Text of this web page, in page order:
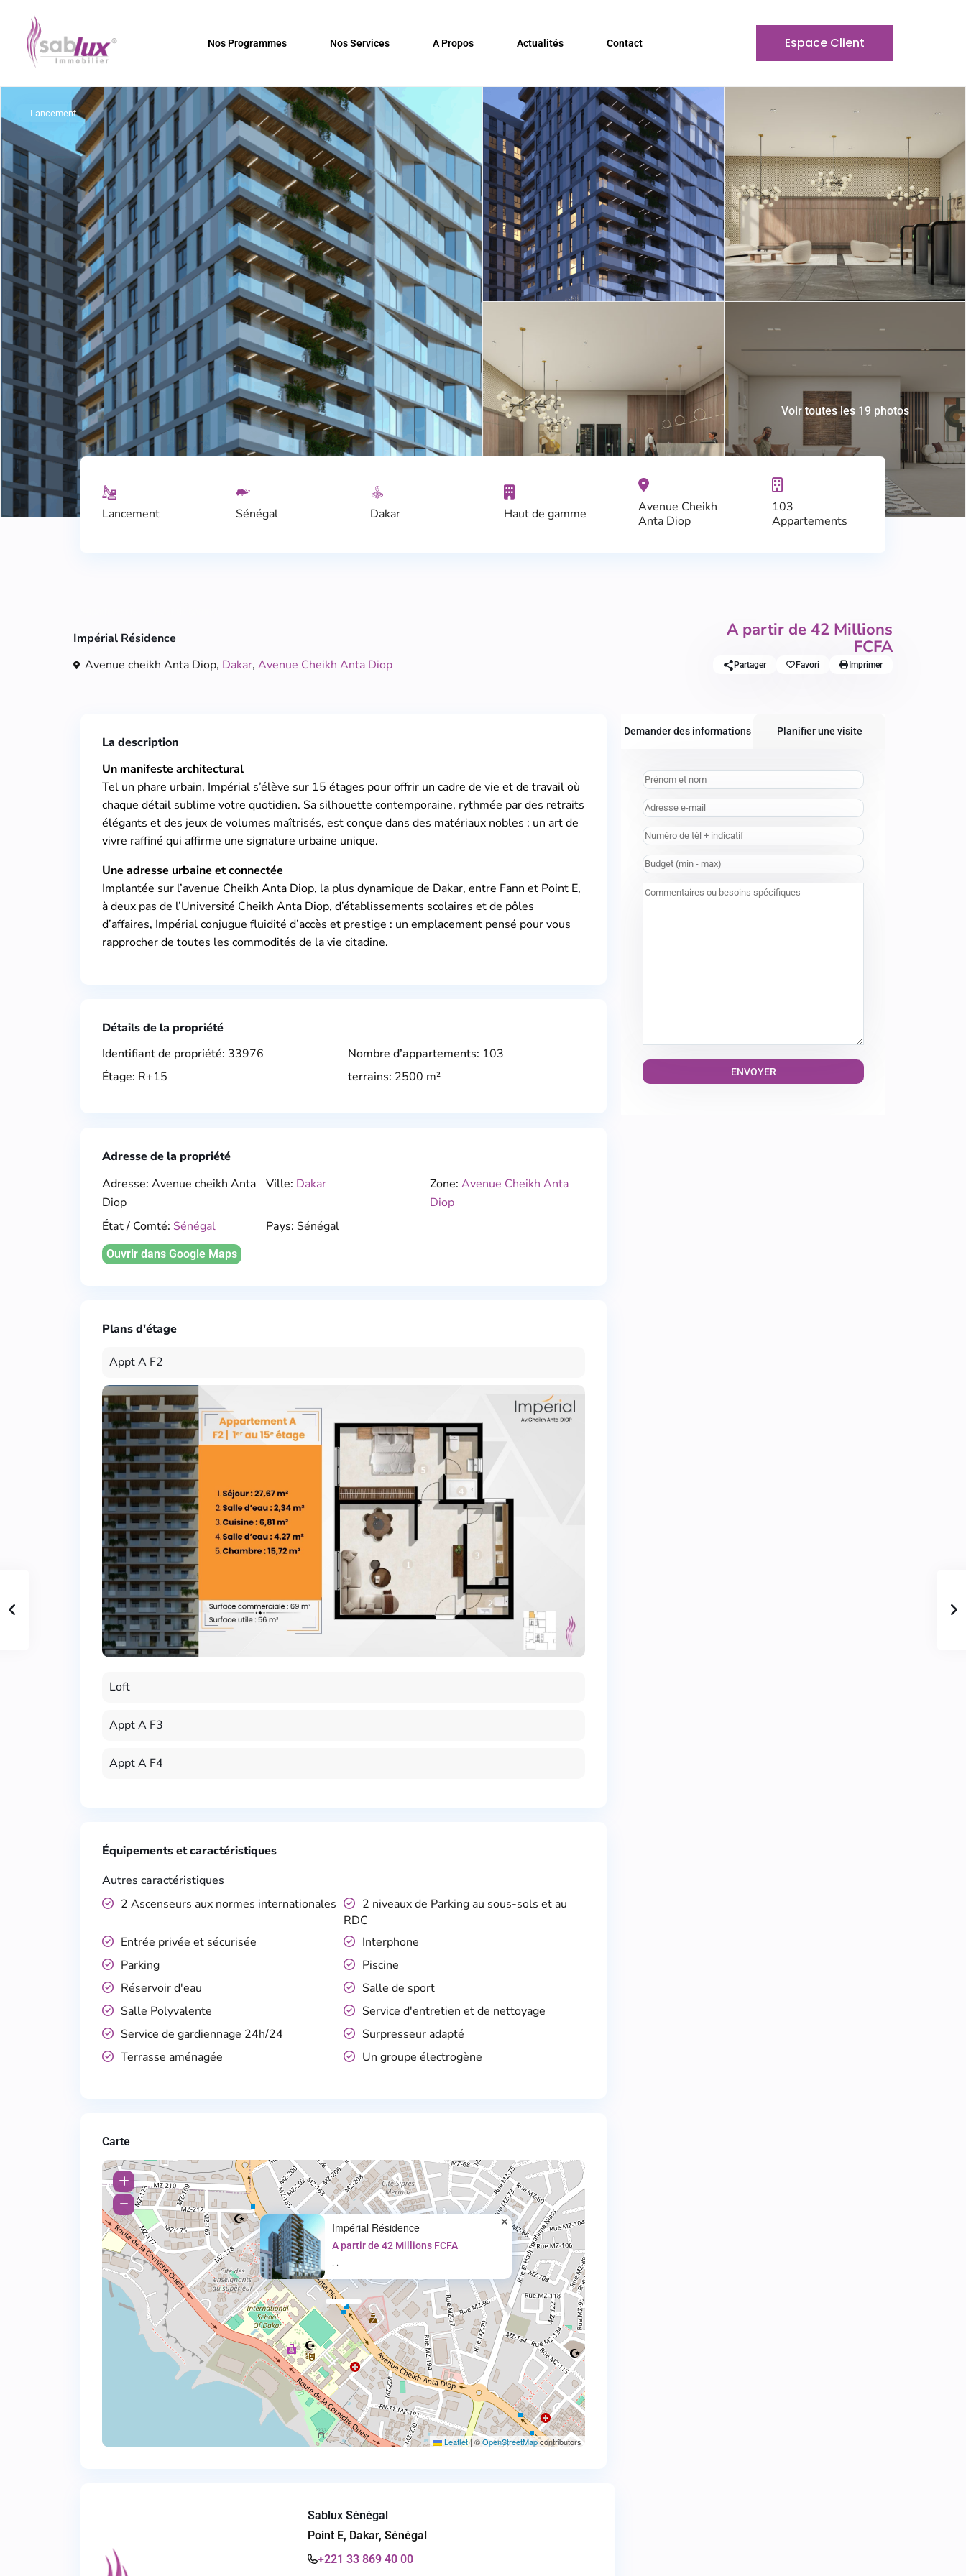
Nos Programmes Nos Services A Propos Actualités Contact Espace Client
Lancement
Voir toutes les 19 photos
Lancement Sénégal Dakar Haut de gamme
Avenue Cheikh
Anta Diop
103
Appartements
Impérial Résidence
A partir de 42 Millions
FCFA
Avenue cheikh Anta Diop, Dakar, Avenue Cheikh Anta Diop Partager Favori Imprimer
La description
Un manifeste architectural
Tel un phare urbain, Impérial s’élève sur 15 étages pour offrir un cadre de vie et de travail où
chaque détail sublime votre quotidien. Sa silhouette contemporaine, rythmée par des retraits
élégants et des jeux de volumes maîtrisés, est conçue dans des matériaux nobles : un art de
vivre raffiné qui affirme une signature urbaine unique.
Une adresse urbaine et connectée
Implantée sur l’avenue Cheikh Anta Diop, la plus dynamique de Dakar, entre Fann et Point E,
à deux pas de l’Université Cheikh Anta Diop, d’établissements scolaires et de pôles
d’affaires, Impérial conjugue fluidité d’accès et prestige : un emplacement pensé pour vous
rapprocher de toutes les commodités de la vie citadine.
Détails de la propriété
Identifiant de propriété: 33976 Nombre d’appartements: 103
Étage: R+15 terrains: 2500 m²
Adresse de la propriété
Adresse: Avenue cheikh Anta
Diop
Ville: Dakar Zone: Avenue Cheikh Anta
Diop
État / Comté: Sénégal Pays: Sénégal
Ouvrir dans Google Maps
Plans d'étage
Appt A F2
Loft
Appt A F3
Appt A F4
Équipements et caractéristiques
Autres caractéristiques
2 Ascenseurs aux normes internationales
2 niveaux de Parking au sous-sols et au
RDC
Entrée privée et sécurisée
Interphone
Parking
Piscine
Réservoir d'eau
Salle de sport
Salle Polyvalente
Service d'entretien et de nettoyage
Service de gardiennage 24h/24
Surpresseur adapté
Terrasse aménagée
Un groupe électrogène
Carte
Impérial Résidence
A partir de 42 Millions FCFA
· ·
Leaflet | ©OpenStreetMapcontributors
Sablux Sénégal
Point E, Dakar, Sénégal
+221 33 869 40 00
Demander des informations Planifier une visite